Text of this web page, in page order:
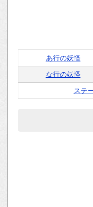
あ行の妖怪
な行の妖怪
ステ